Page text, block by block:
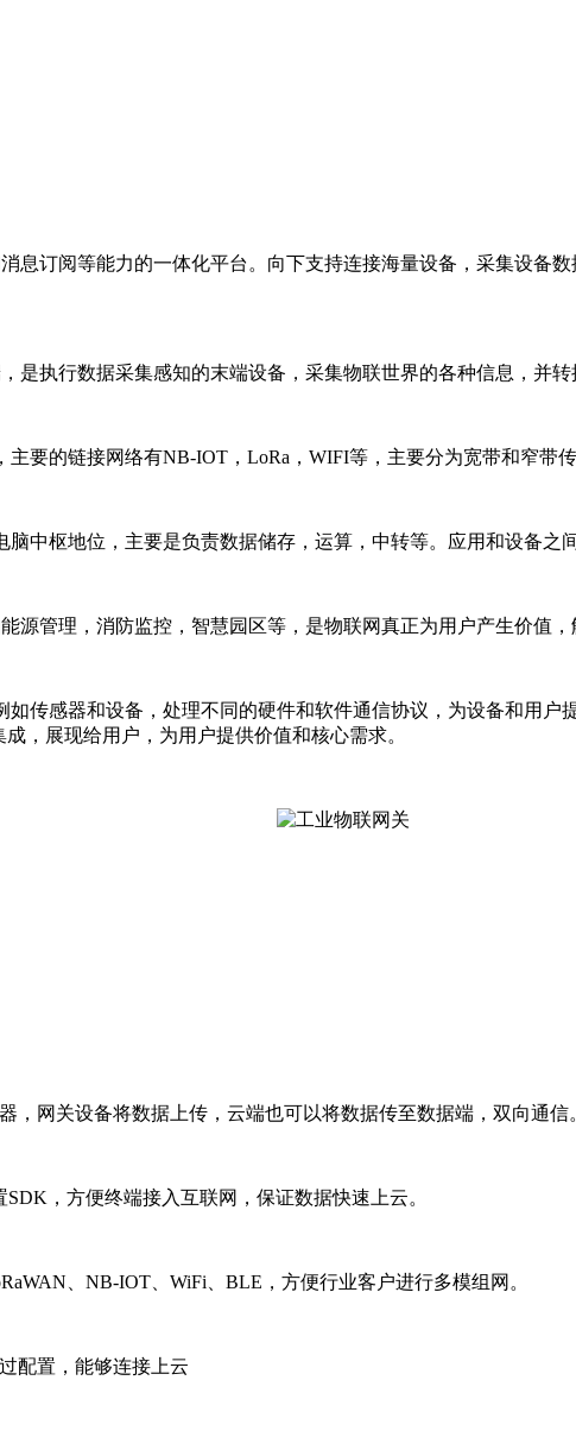
息订阅等能力的一体化平台。向下支持连接海量设备，采集设备
是执行数据采集感知的末端设备，采集物联世界的各种信息，并转
主要的链接网络有NB-IOT，LoRa，WIFI等，主要分为宽带和窄带传
脑中枢地位，主要是负责数据储存，运算，中转等。应用和设备之
源管理，消防监控，智慧园区等，是物联网真正为用户产生价值，
传感器和设备，处理不同的硬件和软件通信协议，为设备和用
，展现给用户，为用户提供价值和核心需求。
网关设备将数据上传，云端也可以将数据传至数据端，双向通
，方便终端接入互联网，保证数据快速上云。
、NB-IOT、WiFi、BLE，方便行业客户进行多模组网。
配置，能够连接上云